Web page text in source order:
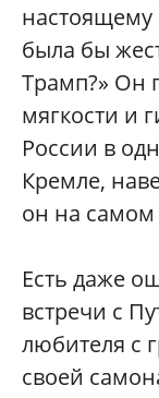
настоящему
была бы
Трамп?» Он
мягкости и
России в
Кремле,
он на самом
Есть даже
встречи с
любителя с
своей